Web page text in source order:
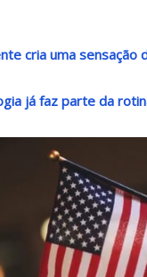
cria uma
já faz parte da